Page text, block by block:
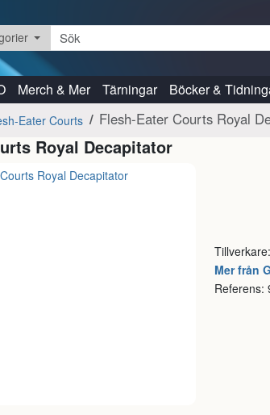
Merch & Mer Tärningar Böcker &
Eater Courts Flesh-Eater Courts Royal
Royal Decapitator
Tillverkare:
Mer från
Referens: